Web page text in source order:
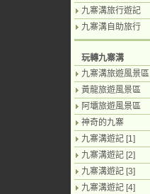
九寨溝旅行遊記
九寨溝自助旅行
玩轉九寨溝
九寨溝旅遊風景區
黃龍旅遊風景區
阿壩旅遊風景區
神奇的九寨
九寨溝遊記 [1]
九寨溝遊記 [2]
九寨溝遊記 [3]
九寨溝遊記 [4]